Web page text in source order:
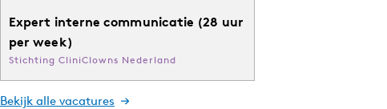
Expert interne communicatie (28 uur
per week)
Stichting CliniClowns Nederland
Bekijk alle vacatures